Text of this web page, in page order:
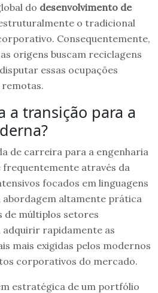
do desenvolvimento de
o tradicional
Consequentemente,
origens buscam reciclagens
essas ocupações
a transição para a
de carreira para a engenharia
através da
focados em linguagens
abordagem altamente prática
de múltiplos setores
rapidamente as
mais exigidas pelos modernos
corporativos do mercado.
estratégica de um portfólio